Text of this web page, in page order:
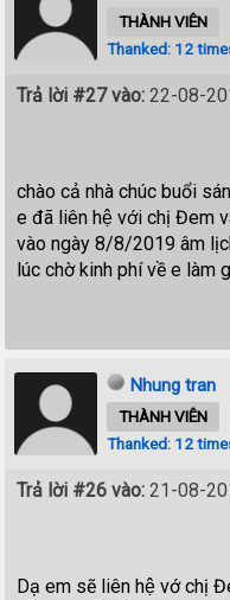
THÀNH VIÊN
Thanked: 12
Trả lời #27 vào: 22-08-
chào cả nhà chúc buổi
e đã liên hệ với chị Đem
vào ngày 8/8/2019 âm
lúc chờ kinh phí về e làm
Nhung tran
THÀNH VIÊN
Thanked: 12
Trả lời #26 vào: 21-08-
Dạ em sẽ liên hệ vớ chị